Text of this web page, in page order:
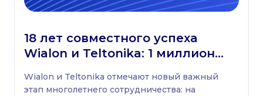
18 лет совместного успеха
Wialon и Teltonika: 1 миллион
подключен по всему миру
Wialon и Teltonika отмечают новый важный
этап многолетнего сотрудничества: на